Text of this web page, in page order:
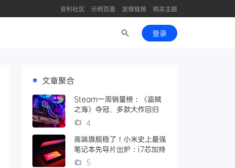
安利社区 示例页面 友情链接 购买主题
登录
文章聚合
Steam一周销量榜：《盗贼
之海》夺冠、多款大作回归
4
高端旗舰稳了！小米史上最强
笔记本先导片出炉：i7芯加持
5